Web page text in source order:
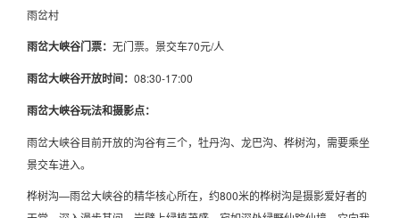
雨岔村
雨岔大峡谷门票： 无门票。景交车70元/人
雨岔大峡谷开放时间： 08:30-17:00
雨岔大峡谷玩法和摄影点：
雨岔大峡谷目前开放的沟谷有三个，牡丹沟、龙巴沟、桦树沟，需要乘坐
景交车进入。
桦树沟—雨岔大峡谷的精华核心所在，约800米的桦树沟是摄影爱好者的